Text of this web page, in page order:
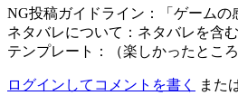
NG投稿ガイドライン：「ゲームの
ネタバレについて：ネタバレを含
テンプレート：（楽しかったとこ
ログインしてコメントを書く また